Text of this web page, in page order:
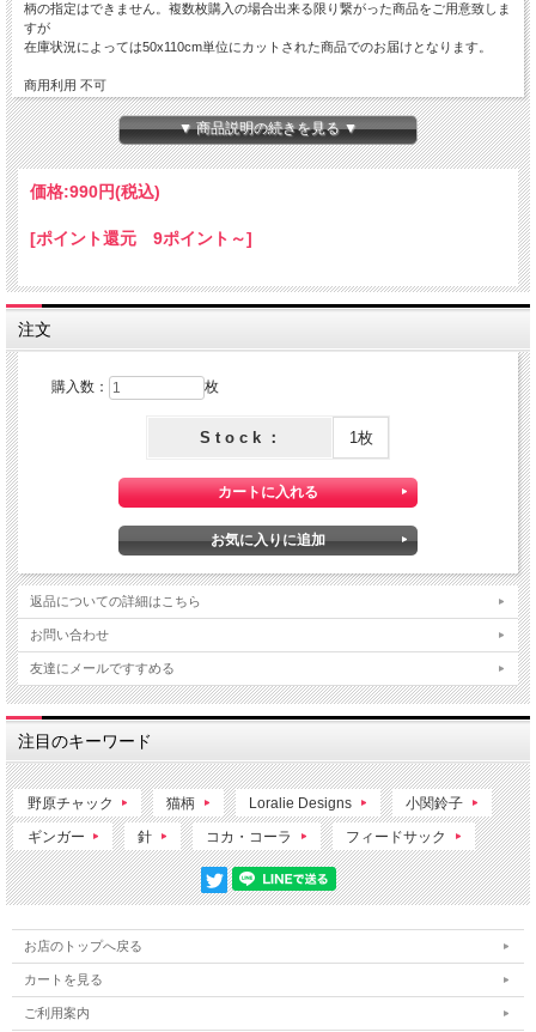
柄の指定はできません。複数枚購入の場合出来る限り繋がった商品をご用意致しま
すが
在庫状況によっては50x110cm単位にカットされた商品でのお届けとなります。
商用利用 不可
注意事項
【商品画像について】
実際の色に近くなる様、撮影・色調補正は行っておりますがディスプレイの種類や
設定状況によっては色が異なって見える場合があります。
▼ 商品説明の続きを見る ▼
価格:990円(税込)
[ポイント還元 9ポイント～]
注文
購入数： 枚
S t o c k ： 1枚
返品についての詳細はこちら
お問い合わせ
友達にメールですすめる
注目のキーワード
野原チャック 猫柄 Loralie Designs 小関鈴子
ギンガー 針 コカ・コーラ フィードサック
お店のトップへ戻る
カートを見る
ご利用案内